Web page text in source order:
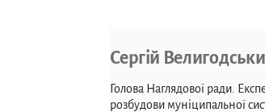
Сергій
Голова Наглядової ради.
розбудови муніципальної